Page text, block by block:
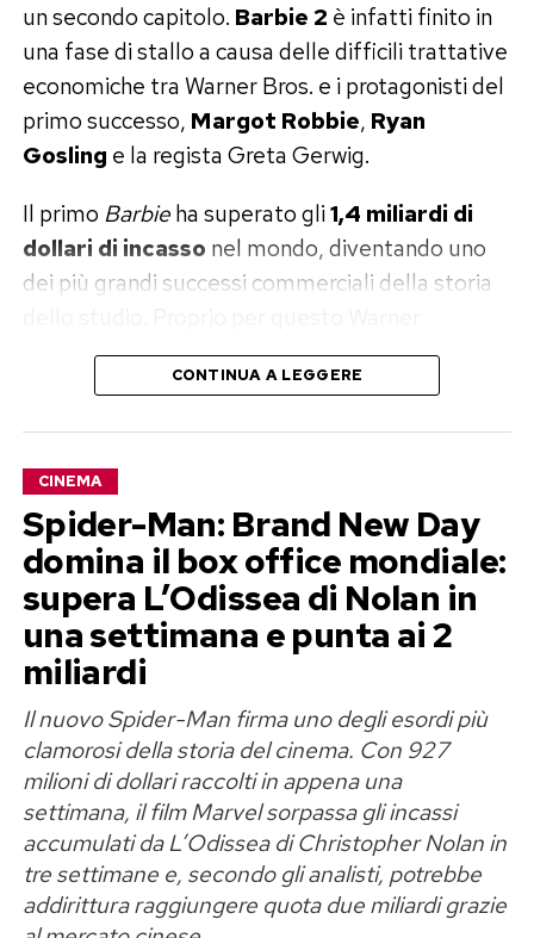
un secondo capitolo. Barbie 2 è infatti finito in
una fase di stallo a causa delle difficili trattative
economiche tra Warner Bros. e i protagonisti del
primo successo, Margot Robbie, Ryan
Gosling e la regista Greta Gerwig.
Il primo Barbieha superato gli1,4 miliardi di
dollari di incasso nel mondo, diventando uno
dei più grandi successi commerciali della storia
vorrebbe dare il via al sequel il prima possibile.
Ma convincere il cast a tornare si sta rivelando
Ryan Gosling vuole 20 milioni di
dollari
Secondo le indiscrezioni pubblicate dalla stampa
americana, il nodo principale riguarda il
compenso di Ryan Gosling. L’attore, candidato
all’Oscar per l’interpretazione di Ken, avrebbe
chiesto20 milioni di dollariper riprendere il
ruolo. Una cifra che il CEO di Warner Bros.
Discovery, David Zaslav, non sarebbe disposto
ad approvare.
Anche le richieste economiche di Margot
Robbie, protagonista e produttrice del film,
CONTINUA A LEGGERE
CINEMA
Spider-Man: Brand New Day
domina il box office mondiale:
supera L’Odissea di Nolan in
una settimana e punta ai 2
miliardi
Il nuovo Spider-Man firma uno degli esordi più
clamorosi della storia del cinema. Con 927
milioni di dollari raccolti in appena una
settimana, il film Marvel sorpassa gli incassi
accumulati da L’Odissea di Christopher Nolan in
tre settimane e, secondo gli analisti, potrebbe
addirittura raggiungere quota due miliardi grazie